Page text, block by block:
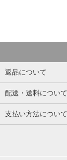
返品について
配送・送料について
支払い方法について